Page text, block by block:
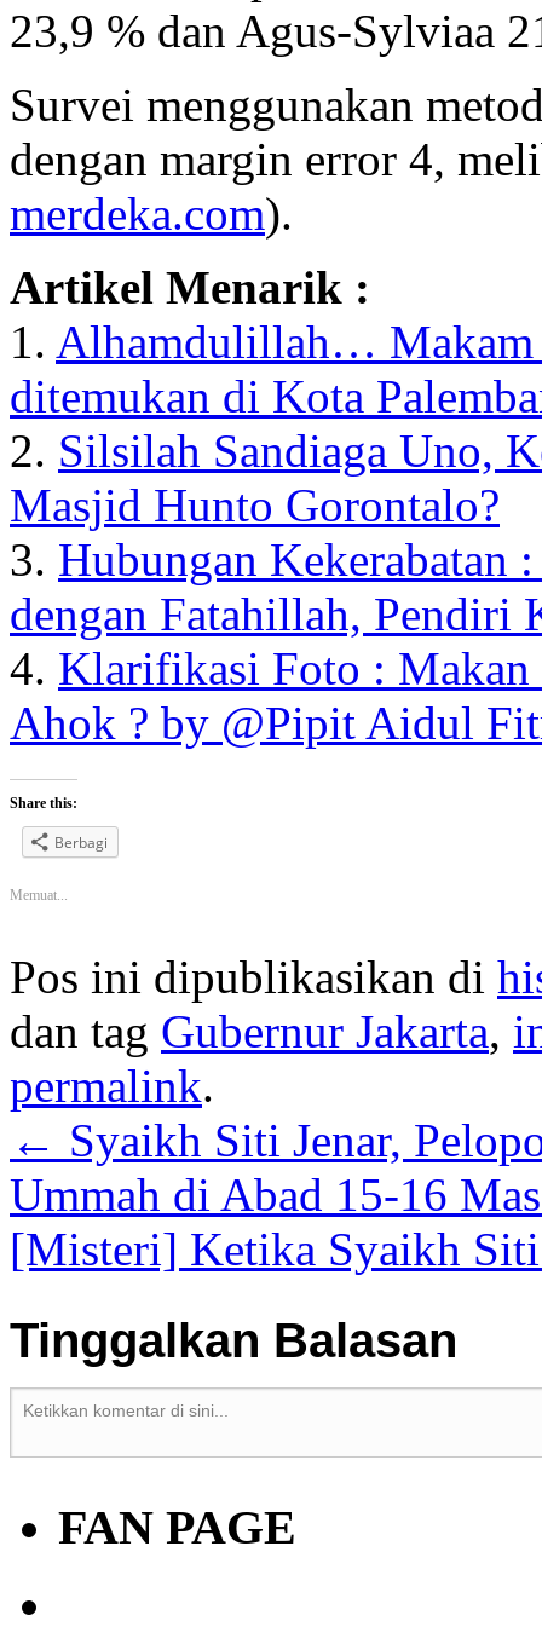
23,9 % dan Agus-Sylviaa
Survei menggunakan
dengan margin error 4,
merdeka.com).
Artikel Menarik :
1. Alhamdulillah… Makam
ditemukan di Kota
2. Silsilah Sandiaga Uno,
Masjid Hunto Gorontalo?
3. Hubungan Kekerabatan
dengan Fatahillah, Pendiri
4. Klarifikasi Foto : Makan
Ahok ? by @Pipit Aidul
Share this:
Berbagi
Memuat...
Pos ini dipublikasikan di
dan tag Gubernur Jakarta,
permalink.
← Syaikh Siti Jenar,
Ummah di Abad 15-16
[Misteri] Ketika Syaikh
Tinggalkan Balasan
FAN PAGE